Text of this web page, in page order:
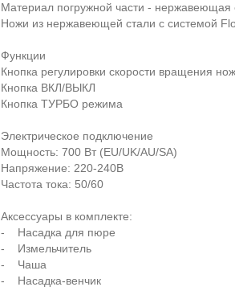
Материал погружной части - нержавеющая
Ножи из нержавеющей стали с системой
Функции
Кнопка регулировки скорости вращения
Кнопка ВКЛ/ВЫКЛ
Кнопка ТУРБО режима
Электрическое подключение
Мощность: 700 Вт (EU/UK/AU/SA)
Напряжение: 220-240В
Частота тока: 50/60
Аксессуары в комплекте:
- Насадка для пюре
- Измельчитель
- Чаша
- Насадка-венчик